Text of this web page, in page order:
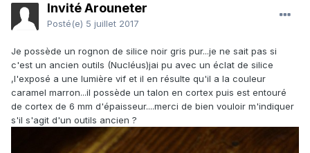
Invité Arouneter
Posté(e) 5 juillet 2017
Je possède un rognon de silice noir gris pur...je ne sait pas si
c'est un ancien outils (Nucléus)jai pu avec un éclat de silice
,l'exposé a une lumière vif et il en résulte qu'il a la couleur
caramel marron...il possède un talon en cortex puis est entouré
de cortex de 6 mm d'épaisseur....merci de bien vouloir m'indiquer
s'il s'agit d'un outils ancien ?